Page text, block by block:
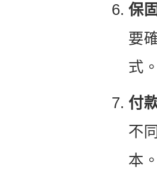
保
要
式
付
不
本